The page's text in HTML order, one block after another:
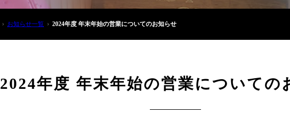
お知らせ一覧 2024年度 年末年始の営業についてのお知らせ
2024年度 年末年始の営業についての